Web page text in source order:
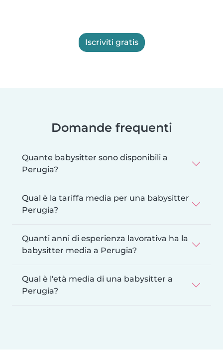
Iscriviti gratis
Domande frequenti
Quante babysitter sono disponibili a
Perugia?
Qual è la tariffa media per una babysitter
Perugia?
Quanti anni di esperienza lavorativa ha la
babysitter media a Perugia?
Qual è l'età media di una babysitter a
Perugia?